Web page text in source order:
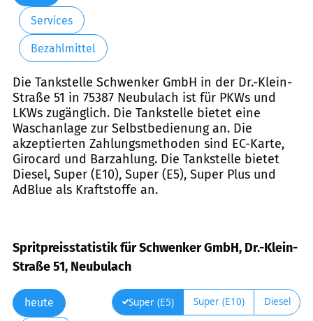
Services
Bezahlmittel
Die Tankstelle Schwenker GmbH in der Dr.-Klein-
Straße 51 in 75387 Neubulach ist für PKWs und
LKWs zugänglich. Die Tankstelle bietet eine
Waschanlage zur Selbstbedienung an. Die
akzeptierten Zahlungsmethoden sind EC-Karte,
Girocard und Barzahlung. Die Tankstelle bietet
Diesel, Super (E10), Super (E5), Super Plus und
AdBlue als Kraftstoffe an.
Spritpreisstatistik für Schwenker GmbH, Dr.-Klein-
Straße 51, Neubulach
heute Super (E5) Super (E10) Diesel